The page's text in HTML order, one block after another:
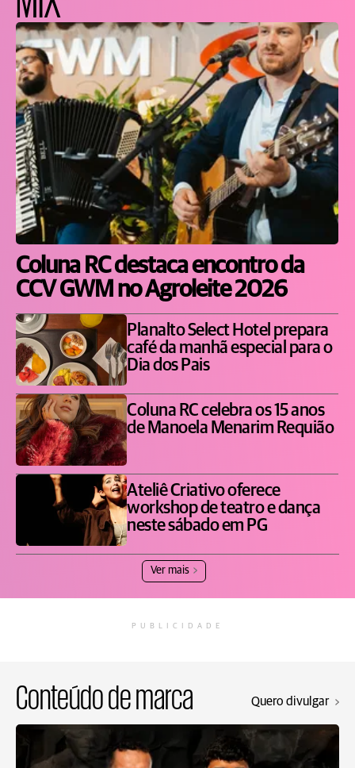
Coluna RC destaca encontro da
CCV GWM no Agroleite 2026
Planalto Select Hotel prepara
café da manhã especial para o
Dia dos Pais
Coluna RC celebra os 15 anos
de Manoela Menarim Requião
Ateliê Criativo oferece
workshop de teatro e dança
neste sábado em PG
Ver mais
PUBLICIDADE
Conteúdo de marca Quero divulgar